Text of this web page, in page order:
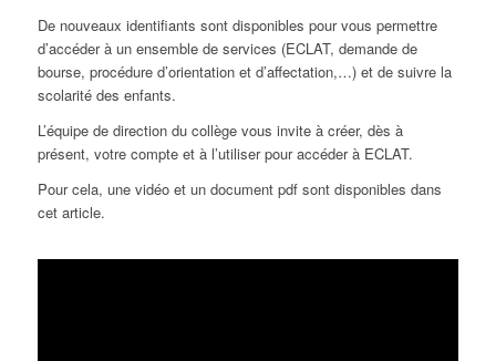
De nouveaux identifiants sont disponibles pour vous permettre
d’accéder à un ensemble de services (ECLAT, demande de
bourse, procédure d’orientation et d’affectation,…) et de suivre la
scolarité des enfants.
L’équipe de direction du collège vous invite à créer, dès à
présent, votre compte et à l’utiliser pour accéder à ECLAT.
Pour cela, une vidéo et un document pdf sont disponibles dans
cet article.